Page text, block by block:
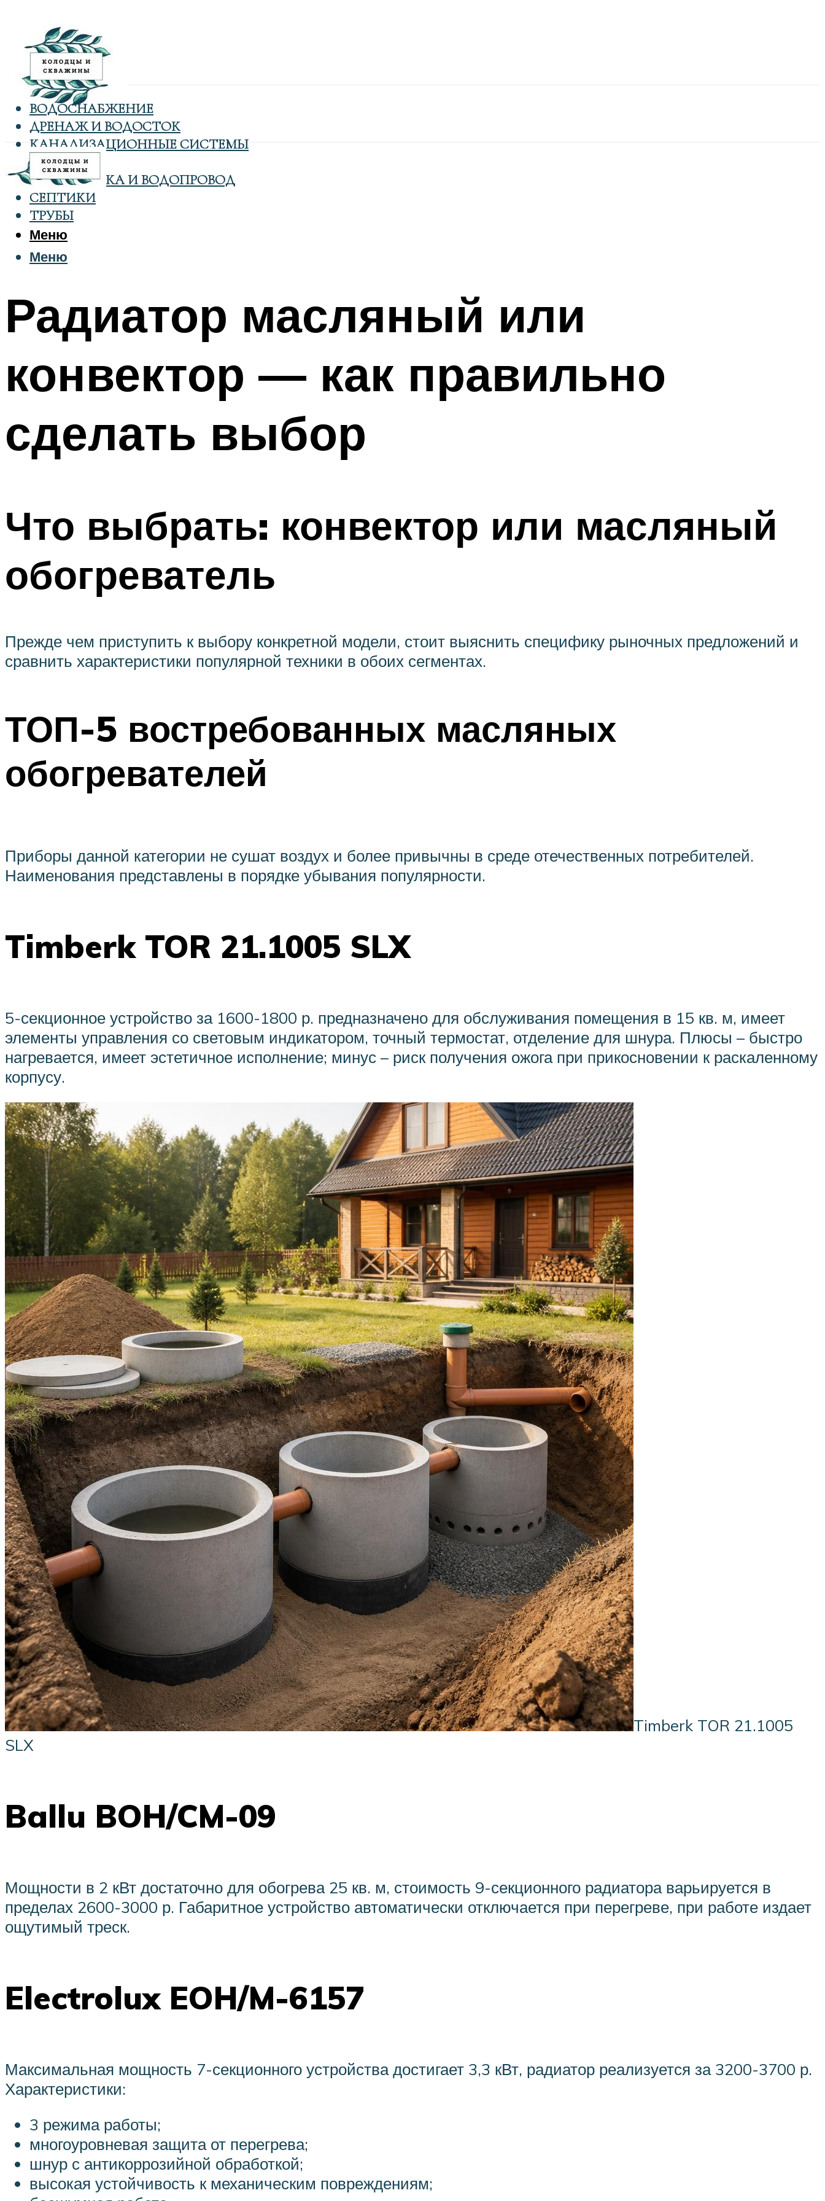
ВОДОСНАБЖЕНИЕ
ДРЕНАЖ И ВОДОСТОК
КАНАЛИЗАЦИОННЫЕ СИСТЕМЫ
КОЛОДЦЫ
САНТЕХНИКА И ВОДОПРОВОД
СЕПТИКИ
ТРУБЫ
Меню
Меню
Радиатор масляный или
конвектор — как правильно
сделать выбор
Что выбрать: конвектор или масляный
обогреватель
Прежде чем приступить к выбору конкретной модели, стоит выяснить специфику рыночных предложений и
сравнить характеристики популярной техники в обоих сегментах.
ТОП-5 востребованных масляных
обогревателей
Приборы данной категории не сушат воздух и более привычны в среде отечественных потребителей.
Наименования представлены в порядке убывания популярности.
Timberk TOR 21.1005 SLX
5-секционное устройство за 1600-1800 р. предназначено для обслуживания помещения в 15 кв. м, имеет
элементы управления со световым индикатором, точный термостат, отделение для шнура. Плюсы – быстро
нагревается, имеет эстетичное исполнение; минус – риск получения ожога при прикосновении к раскаленному
корпусу.
Timberk TOR 21.1005
SLX
Ballu BOH/CM-09
Мощности в 2 кВт достаточно для обогрева 25 кв. м, стоимость 9-секционного радиатора варьируется в
пределах 2600-3000 р. Габаритное устройство автоматически отключается при перегреве, при работе издает
ощутимый треск.
Electrolux EOH/M-6157
Максимальная мощность 7-секционного устройства достигает 3,3 кВт, радиатор реализуется за 3200-3700 р.
Характеристики:
3 режима работы;
многоуровневая защита от перегрева;
шнур с антикоррозийной обработкой;
высокая устойчивость к механическим повреждениям;